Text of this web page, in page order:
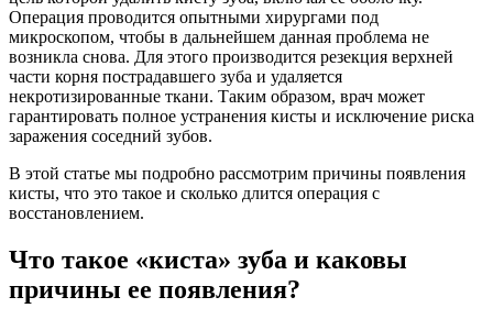
Операция проводится опытными хирургами под
микроскопом, чтобы в дальнейшем данная проблема не
возникла снова. Для этого производится резекция верхней
части корня пострадавшего зуба и удаляется
некротизированные ткани. Таким образом, врач может
гарантировать полное устранения кисты и исключение риска
заражения соседний зубов.
В этой статье мы подробно рассмотрим причины появления
кисты, что это такое и сколько длится операция с
восстановлением.
Что такое «киста» зуба и каковы
причины ее появления?